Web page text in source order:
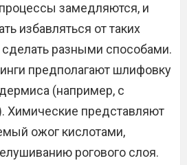
замедляются, и
избавляться от таких
разными способами.
предполагают шлифовку
(например, с
Химические представляют
ожог кислотами,
рогового слоя.